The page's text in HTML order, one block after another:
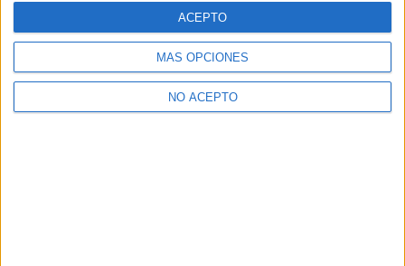
MÁS OPCIONES
NO ACEPTO
ACEPTO